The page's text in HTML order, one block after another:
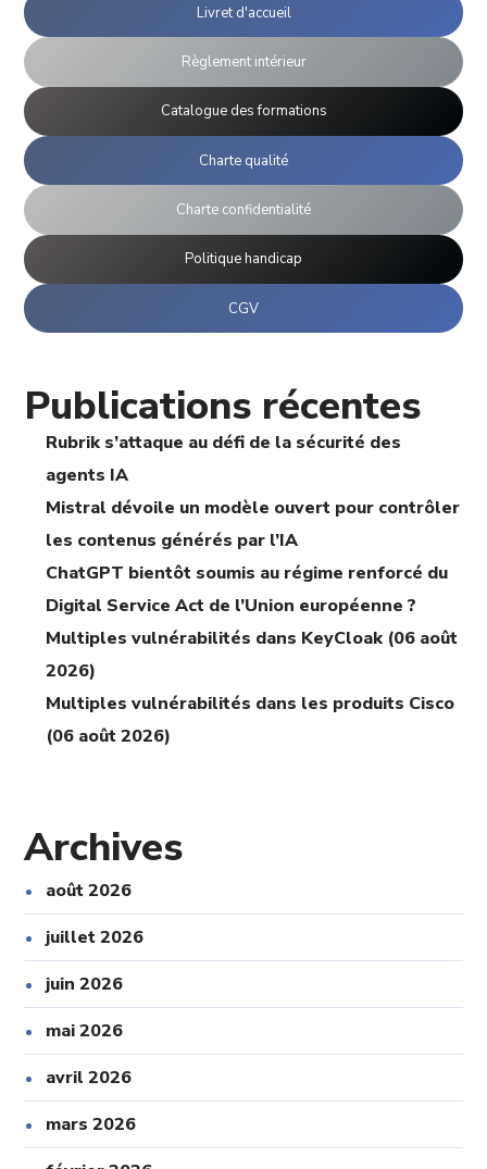
Livret d'accueil
Règlement intérieur
Catalogue des formations
Charte qualité
Charte confidentialité
Politique handicap
CGV
Publications récentes
Rubrik s’attaque au défi de la sécurité des
agents IA
Mistral dévoile un modèle ouvert pour contrôler
les contenus générés par l’IA
ChatGPT bientôt soumis au régime renforcé du
Digital Service Act de l’Union européenne ?
Multiples vulnérabilités dans KeyCloak (06 août
2026)
Multiples vulnérabilités dans les produits Cisco
(06 août 2026)
Archives
août 2026
juillet 2026
juin 2026
mai 2026
avril 2026
mars 2026